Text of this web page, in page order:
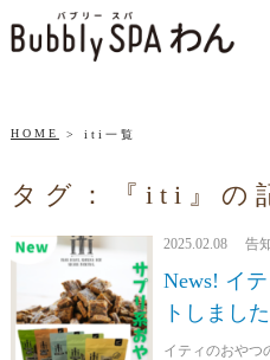
HOME iti一覧
タグ：『iti』の
2025.02.08 告
News! イ
トしました
イティのおやつ